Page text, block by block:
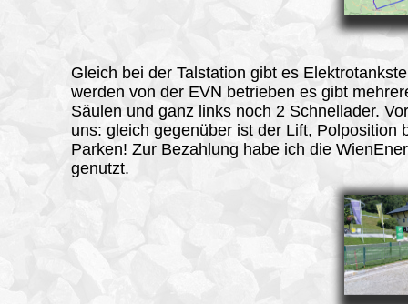
Gleich bei der Talstation gibt es
werden von der EVN betrieben es gibt
Säulen und ganz links noch 2 Schnellader.
uns: gleich gegenüber ist der Lift, Polposition
Parken! Zur Bezahlung habe ich die
genutzt.